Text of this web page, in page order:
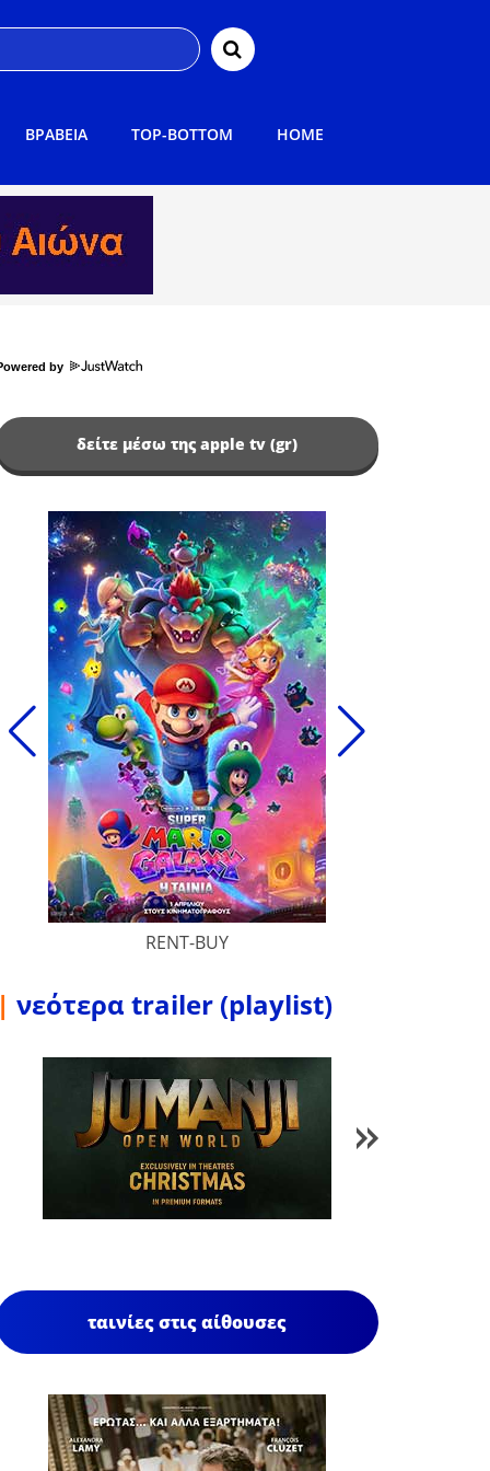
ΒΡΑΒΕΙΑ TOP-BOTTOM HOME
by
δείτε μέσω της apple tv (gr)
RENT-BUY
| νεότερα trailer (playlist)
1/85
ταινίες στις αίθουσες